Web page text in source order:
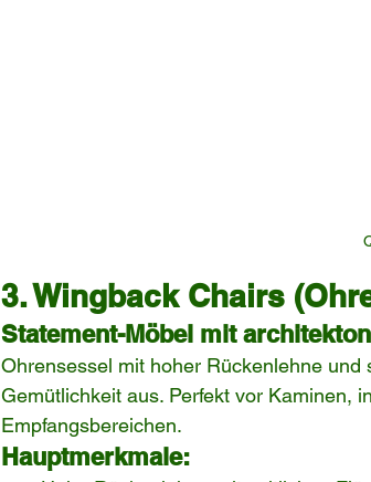
3. Wingback Chairs
Statement-Möbel mit
Ohrensessel mit hoher Rückenlehne
Gemütlichkeit aus. Perfekt vor Kaminen,
Empfangsbereichen.
Hauptmerkmale: